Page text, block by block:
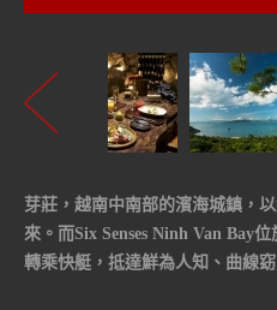
芽莊，越南中南部的濱海城鎮，
來。而Six Senses Ninh Van Bay
轉乘快艇，抵達鮮為人知、曲線窈